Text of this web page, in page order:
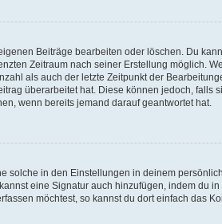
Beiträge bearbeiten oder löschen. Du
Zeitraum nach seiner Erstellung möglich.
als auch der letzte Zeitpunkt der
überarbeitet hat. Diese können jedoch,
wenn bereits jemand darauf geantwortet hat.
solche in den Einstellungen in deinem
eine Signatur auch hinzufügen, indem
möchtest, so kannst du dort einfach das